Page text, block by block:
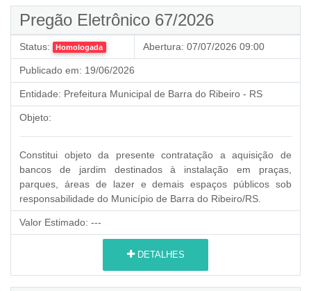
Pregão Eletrônico 67/2026
Status: Homologada Abertura: 07/07/2026 09:00
Publicado em: 19/06/2026
Entidade: Prefeitura Municipal de Barra do Ribeiro - RS
Objeto:
Constitui objeto da presente contratação a aquisição de
bancos de jardim destinados à instalação em praças,
parques, áreas de lazer e demais espaços públicos sob
responsabilidade do Município de Barra do Ribeiro/RS.
Valor Estimado: ---
DETALHES